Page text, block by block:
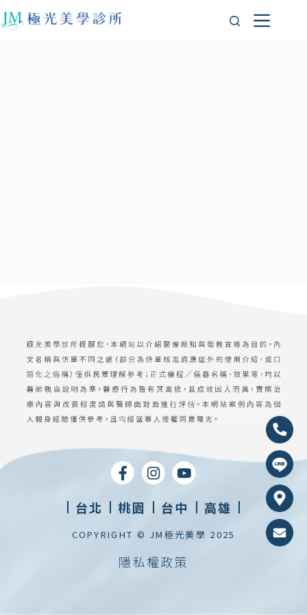
台北 桃園 台中 高雄
COPYRIGHT © JM極光美學 2025
隱私權政策